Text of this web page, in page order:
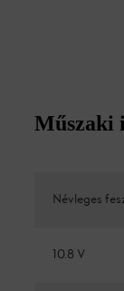
Műszaki
Névleges
10.8 V